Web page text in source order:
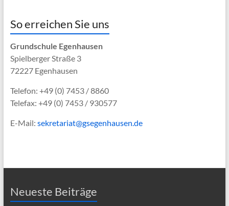
So erreichen Sie uns
Grundschule Egenhausen
Spielberger Straße 3
72227 Egenhausen
Telefon: +49 (0) 7453 / 8860
Telefax: +49 (0) 7453 / 930577
E-Mail: sekretariat@gsegenhausen.de
Neueste Beiträge